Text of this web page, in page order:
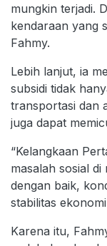
mungkin terjadi.
kendaraan yang
Fahmy.
Lebih lanjut, ia
subsidi tidak
transportasi dan
juga dapat
“Kelangkaan
masalah sosial di
dengan baik,
stabilitas
Karena itu,